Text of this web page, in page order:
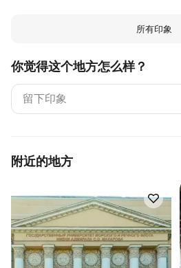
所有印象
你觉得这个地方怎么样？
附近的地方